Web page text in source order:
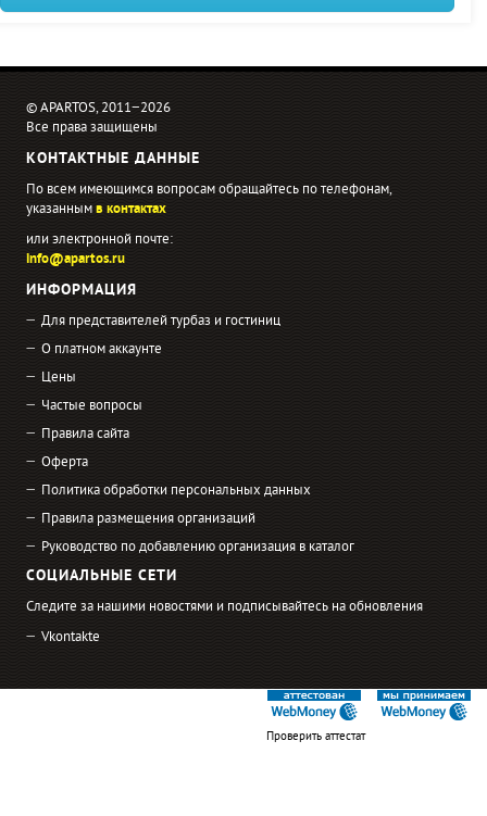
© APARTOS, 2011−2026
Все права защищены
КОНТАКТНЫЕ ДАННЫЕ
По всем имеющимся вопросам обращайтесь по телефонам,
указаннымв контактах
или электронной почте:
info@apartos.ru
ИНФОРМАЦИЯ
Для представителей турбаз и гостиниц
О платном аккаунте
Цены
Частые вопросы
Правила сайта
Оферта
Политика обработки персональных данных
Правила размещения организаций
Руководство по добавлению организация в каталог
СОЦИАЛЬНЫЕ СЕТИ
Следите за нашими новостями и подписывайтесь на обновления
Vkontakte
Проверить аттестат